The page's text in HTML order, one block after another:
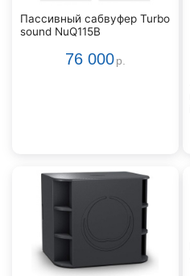
Пассивный сабвуфер Turbo
sound NuQ115B
76 000 р.